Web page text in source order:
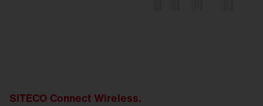
SITECO Connect Wireless.